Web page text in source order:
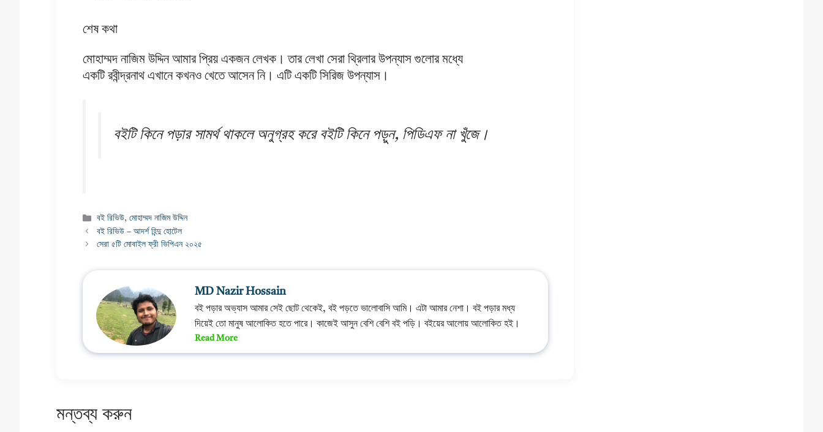
শেষ কথা
মোহাম্মদ নাজিম উদ্দিন আমার প্রিয় একজন লেখক। তার লেখা সেরা থ্রিলার উপন্যাস গুলোর মধ্যে
একটি রবীন্দ্রনাথ এখানে কখনও খেতে আসেন নি। এটি একটি সিরিজ উপন্যাস।
বইটি কিনে পড়ার সামর্থ থাকলে অনুগ্রহ করে বইটি কিনে পড়ুন, পিডিএফ না খুঁজে।
Categories
বই রিভিউ, মোহাম্মদ নাজিম উদ্দিন
বই রিভিউ – আদর্শ হিন্দু হোটেল
সেরা ৫টি মোবাইল ফ্রী ভিপিএন ২০২৫
MD Nazir Hossain
বই পড়ার অভ্যাস আমার সেই ছোট থেকেই, বই পড়তে ভালোবাসি আমি। এটা আমার নেশা। বই পড়ার মধ্য
দিয়েই তো মানুষ আলোকিত হতে পারে। কাজেই আসুন বেশি বেশি বই পড়ি। বইয়ের আলোয় আলোকিত হই।
Read More
মন্তব্য করুন